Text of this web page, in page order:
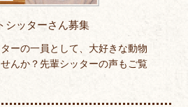
シッターさん募集
ーの一員として、大好きな動物
んか？先輩シッターの声もご覧